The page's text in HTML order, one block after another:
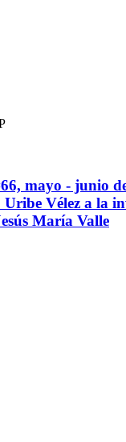
mayo - junio
Vélez a la
María Valle